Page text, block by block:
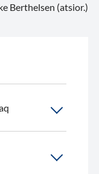
Berthelsen (atsior.)